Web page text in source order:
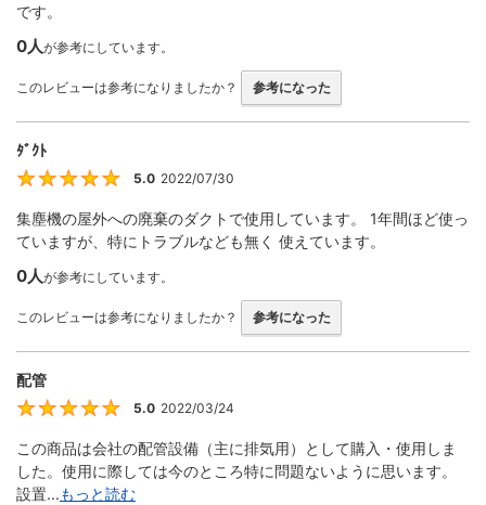
です。
0人が参考にしています。
このレビューは参考になりましたか？ 参考になった
ﾀﾞｸﾄ
5
5.0 2022/07/30
集塵機の屋外への廃棄のダクトで使用しています。 1年間ほど使っ
ていますが、特にトラブルなども無く 使えています。
0人が参考にしています。
このレビューは参考になりましたか？ 参考になった
配管
5
5.0 2022/03/24
この商品は会社の配管設備（主に排気用）として購入・使用しま
した。使用に際しては今のところ特に問題ないように思います。
設置...もっと読む